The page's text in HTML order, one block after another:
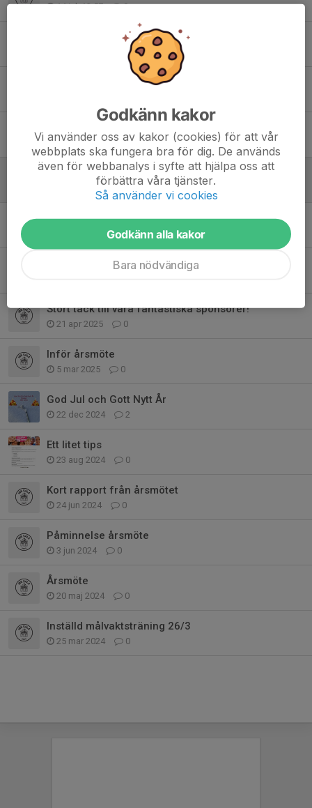
14 jul, 12:57 0
Se herrlandslaget
0
Trygg innebandy enkät
9 apr, 14:36 0
Kort rapport från årsmötet
0
Påminnelse: Årsmöte
0
Uppdaterad: Ny tid för årsmöte
Stort tack till våra fantastiska sponsorer!
21 apr 2025 0
Inför årsmöte
5 mar 2025 0
God Jul och Gott Nytt År
22 dec 2024 2
Ett litet tips
23 aug 2024 0
Kort rapport från årsmötet
24 jun 2024 0
Påminnelse årsmöte
3 jun 2024 0
Årsmöte
20 maj 2024 0
Inställd målvaktsträning 26/3
25 mar 2024 0
Godkänn kakor
Vi använder oss av kakor (cookies) för att vår
webbplats ska fungera bra för dig. De används
även för webbanalys i syfte att hjälpa oss att
förbättra våra tjänster.
Så använder vi cookies
Godkänn alla kakor
Bara nödvändiga